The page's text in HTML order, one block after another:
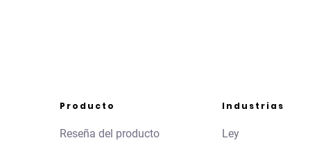
Producto
Reseña del producto
Industrias
Ley